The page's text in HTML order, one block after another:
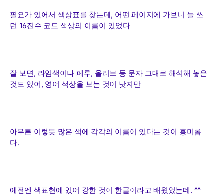
필요가 있어서 색상표를 찾는데, 어떤 페이지에 가보니 늘 쓰
던 16진수 코드 색상의 이름이 있었다.
잘 보면, 라임색이나 페루, 올리브 등 문자 그대로 해석해 놓은
것도 있어, 영어 색상을 보는 것이 낫지만
아무튼 이렇듯 많은 색에 각각의 이름이 있다는 것이 흥미롭
다.
예전엔 색표현에 있어 강한 것이 한글이라고 배웠었는데. ^^